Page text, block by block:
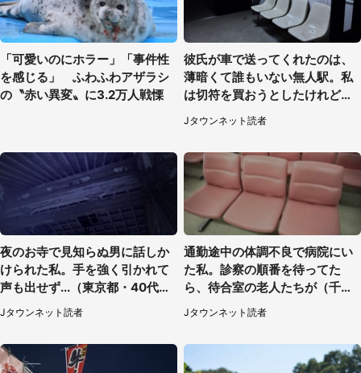
「可愛いのにホラー」「事件性
を感じる」 ふわふわアザラシ
の〝赤い異変〟に3.2万人戦慄
彼氏が車で送ってくれたのは、
薄暗くて誰もいない無人駅。私
は切符を買おうとしたけれど
（山形県・20代女性）
Jタウンネット読者
夜のお寺で見知らぬ男に話しか
けられた私。手を強く引かれて
声も出せず...（東京都・40代女
性）
Jタウンネット読者
通勤途中の体調不良で病院にい
た私。診察の順番を待ってた
ら、待合室の老人たちが（千葉
県・50代男性）
Jタウンネット読者